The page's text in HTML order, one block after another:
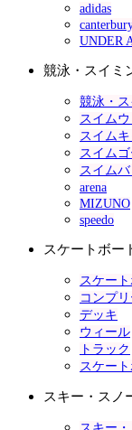
adidas
UNDER
競泳・スイミ
競泳・
スイム
スイム
スイム
スイム
arena
MIZUNO
speedo
スケートボー
スケー
コンプ
デッキ
ウィール
トラック
スケー
スキー・スノ